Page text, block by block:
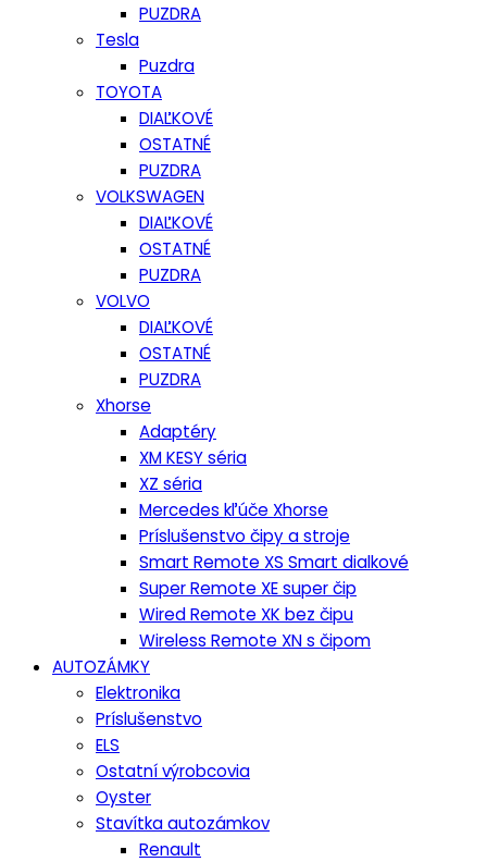
PUZDRA
Tesla
Puzdra
TOYOTA
DIAĽKOVÉ
OSTATNÉ
PUZDRA
VOLKSWAGEN
DIAĽKOVÉ
OSTATNÉ
PUZDRA
VOLVO
DIAĽKOVÉ
OSTATNÉ
PUZDRA
Xhorse
Adaptéry
XM KESY séria
XZ séria
Mercedes kľúče Xhorse
Príslušenstvo čipy a stroje
Smart Remote XS Smart dialkové
Super Remote XE super čip
Wired Remote XK bez čipu
Wireless Remote XN s čipom
AUTOZÁMKY
Elektronika
Príslušenstvo
ELS
Ostatní výrobcovia
Oyster
Stavítka autozámkov
Renault